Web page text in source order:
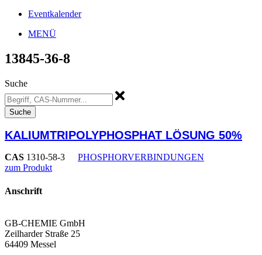
Eventkalender
MENÜ
13845-36-8
Suche
Suche
KALIUMTRIPOLYPHOSPHAT LÖSUNG 50%
CAS 1310-58-3
PHOSPHORVERBINDUNGEN
zum Produkt
Anschrift
GB-CHEMIE GmbH
Zeilharder Straße 25
64409 Messel